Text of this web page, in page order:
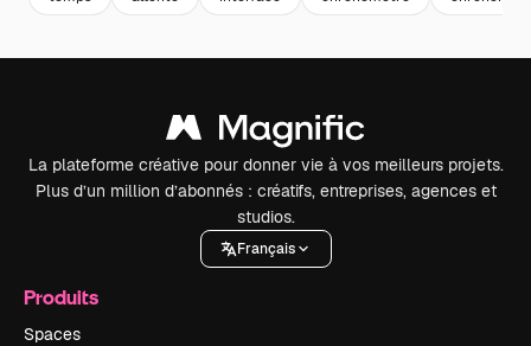
La plateforme créative pour donner vie à vos meilleurs projets.
Plus d’un million d’abonnés : créatifs, entreprises, agences et
studios.
Français
Produits
Spaces